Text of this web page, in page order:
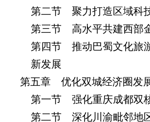
第二节 聚力打造区域科
第三节 高水平共建西部
第四节 推动巴蜀文化旅
新发展
第五章 优化双城经济圈发
第一节 强化重庆成都双
第二节 深化川渝毗邻地